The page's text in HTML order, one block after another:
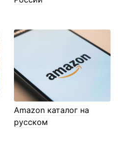
Amazon каталог на
русском